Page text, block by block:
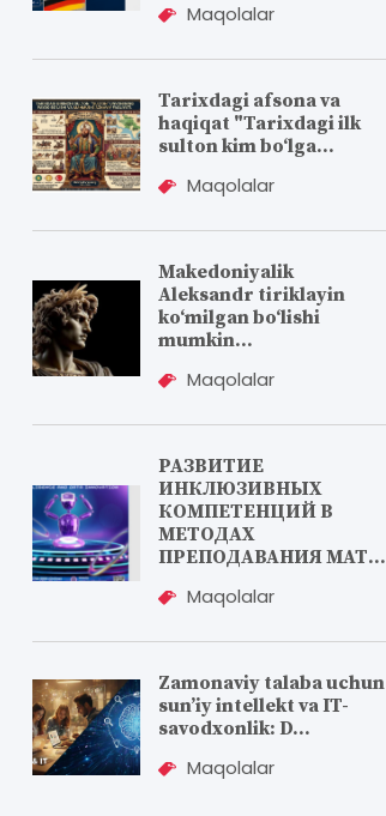
Maqolalar
Tarixdagi afsona va
haqiqat "Tarixdagi ilk
sulton kim bo‘lga...
Maqolalar
Makedoniyalik
Aleksandr tiriklayin
koʻmilgan boʻlishi
mumkin...
Maqolalar
РАЗВИТИЕ
ИНКЛЮЗИВНЫХ
КОМПЕТЕНЦИЙ В
МЕТОДАХ
ПРЕПОДАВАНИЯ МАТ...
Maqolalar
Zamonaviy talaba uchun
sun’iy intellekt va IT-
savodxonlik: D...
Maqolalar